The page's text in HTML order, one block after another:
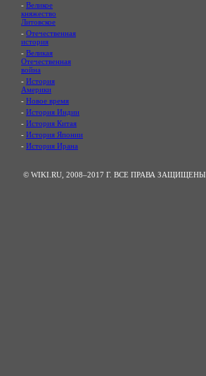
- Великое
княжество
Литовское
- Отечественная
история
- Великая
Отечественная
война
- История
Америки
- Новое время
- История Индии
- История Китая
- История Японии
- История Ирана
© WIKI.RU, 2008–2017 Г. ВСЕ ПРАВА ЗАЩИЩЕНЫ.